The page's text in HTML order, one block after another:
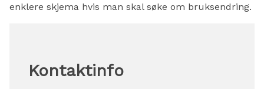
enklere skjema hvis man skal søke om bruksendring.
Kontaktinfo